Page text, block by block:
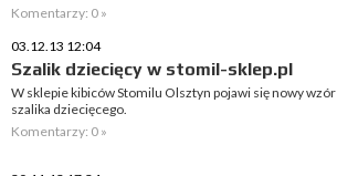
Komentarzy: 0 »
03.12.13 12:04
Szalik dziecięcy w stomil-sklep.pl
W sklepie kibiców Stomilu Olsztyn pojawi się nowy wzór
szalika dziecięcego.
Komentarzy: 0 »